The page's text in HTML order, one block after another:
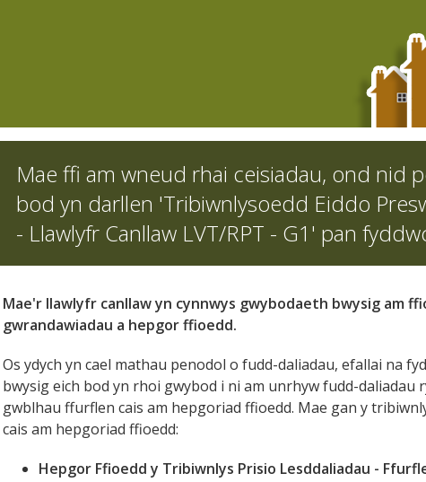
Mae ffi am wneud rhai ceisiadau, ond nid
bod yn darllen 'Tribiwnlysoedd Eiddo
- Llawlyfr Canllaw LVT/RPT - G1' pan
Mae'r llawlyfr canllaw yn cynnwys gwybodaeth bwysig am
gwrandawiadau a hepgor ffioedd.
Os ydych yn cael mathau penodol o fudd-daliadau, efallai na
bwysig eich bod yn rhoi gwybod i ni am unrhyw fudd-daliadau
gwblhau ffurflen cais am hepgoriad ffioedd. Mae gan y
cais am hepgoriad ffioedd:
Hepgor Ffioedd y Tribiwnlys Prisio Lesddaliadau -